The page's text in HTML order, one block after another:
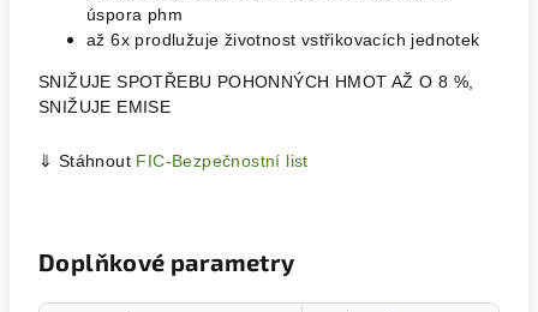
úspora phm
až 6x prodlužuje životnost vstřikovacích jednotek
SNIŽUJE SPOTŘEBU POHONNÝCH HMOT AŽ O 8 %,
SNIŽUJE EMISE
⇓ Stáhnout FIC-Bezpečnostní list
Doplňkové parametry